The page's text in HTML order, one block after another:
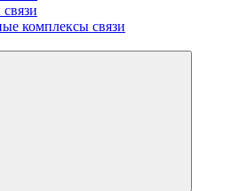
комплексы связи